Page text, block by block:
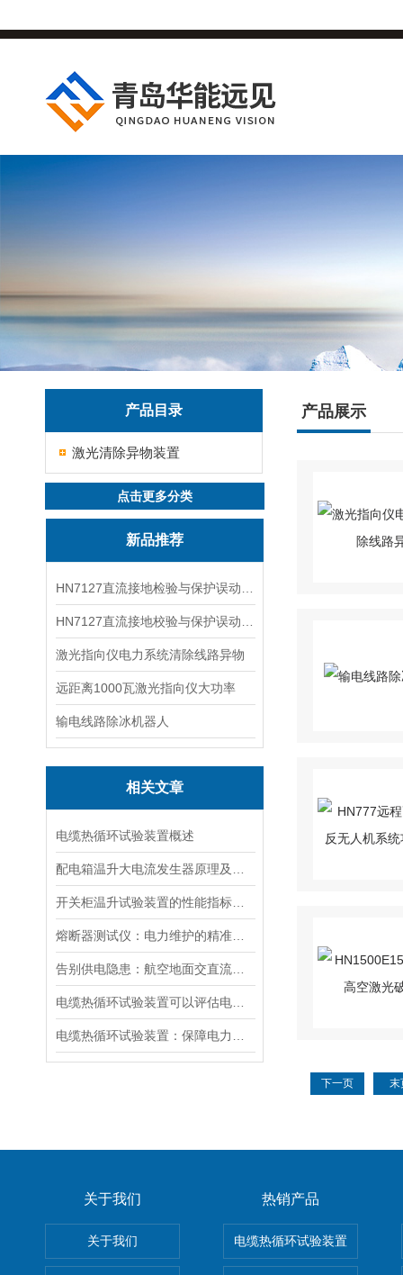
产品目录
激光清除异物装置
点击更多分类
新品推荐
激光指向仪电力系统清除线路异物
远距离1000瓦激光指向仪大功率
输电线路除冰机器人
相关文章
电缆热循环试验装置概述
产品展示
下一页 末
关于我们
关于我们
热销产品
电缆热循环试验装置